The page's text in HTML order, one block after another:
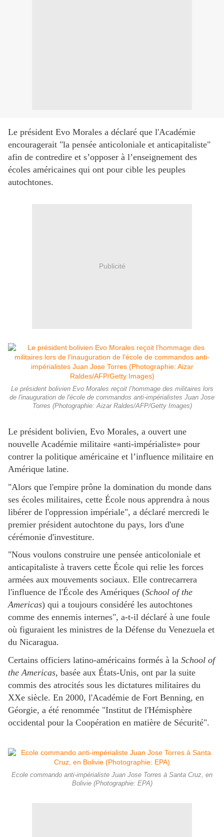
Le président Evo Morales a déclaré que l'Académie
encouragerait "la pensée anticoloniale et anticapitaliste"
afin de contredire et s’opposer à l’enseignement des
écoles américaines qui ont pour cible les peuples
autochtones.
Publicité
Le président bolivien Evo Morales reçoit l’hommage des militaires lors
de l'inauguration de l'école de commandos anti-impérialistes Juan Jose
Torres (Photographie: Aizar Raldes/AFP/Getty Images)
Le président bolivien, Evo Morales, a ouvert une
nouvelle Académie militaire «anti-impérialiste» pour
contrer la politique américaine et l’influence militaire en
Amérique latine.
"Alors que l'empire prône la domination du monde dans
ses écoles militaires, cette École nous apprendra à nous
libérer de l'oppression impériale", a déclaré mercredi le
premier président autochtone du pays, lors d'une
cérémonie d'investiture.
"Nous voulons construire une pensée anticoloniale et
anticapitaliste à travers cette École qui relie les forces
armées aux mouvements sociaux. Elle contrecarrera
l'influence de l'École des Amériques (School of the
Americas) qui a toujours considéré les autochtones
comme des ennemis internes", a-t-il déclaré à une foule
où figuraient les ministres de la Défense du Venezuela et
du Nicaragua.
Certains officiers latino-américains formés à la School of
the Americas, basée aux États-Unis, ont par la suite
commis des atrocités sous les dictatures militaires du
XXe siècle. En 2000, l'Académie de Fort Benning, en
Géorgie, a été renommée "Institut de l'Hémisphère
occidental pour la Coopération en matière de Sécurité".
Ecole commando anti-impérialiste Juan Jose Torres à Santa Cruz, en
Bolivie (Photographie: EPA)